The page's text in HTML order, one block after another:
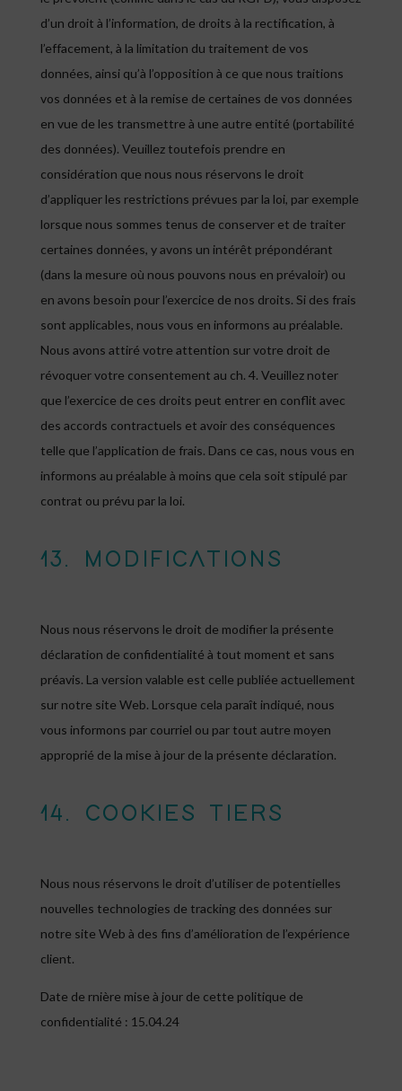
d’un droit à l’information, de droits à la rectification, à
l’effacement, à la limitation du traitement de vos
données, ainsi qu’à l’opposition à ce que nous traitions
vos données et à la remise de certaines de vos données
en vue de les transmettre à une autre entité (portabilité
des données). Veuillez toutefois prendre en
considération que nous nous réservons le droit
d’appliquer les restrictions prévues par la loi, par exemple
lorsque nous sommes tenus de conserver et de traiter
certaines données, y avons un intérêt prépondérant
(dans la mesure où nous pouvons nous en prévaloir) ou
en avons besoin pour l’exercice de nos droits. Si des frais
sont applicables, nous vous en informons au préalable.
Nous avons attiré votre attention sur votre droit de
révoquer votre consentement au ch. 4. Veuillez noter
que l’exercice de ces droits peut entrer en conflit avec
des accords contractuels et avoir des conséquences
telle que l’application de frais. Dans ce cas, nous vous en
informons au préalable à moins que cela soit stipulé par
contrat ou prévu par la loi.
13. MODIFICATIONS
Nous nous réservons le droit de modifier la présente
déclaration de confidentialité à tout moment et sans
préavis. La version valable est celle publiée actuellement
sur notre site Web. Lorsque cela paraît indiqué, nous
vous informons par courriel ou par tout autre moyen
approprié de la mise à jour de la présente déclaration.
14. COOKIES TIERS
Nous nous réservons le droit d’utiliser de potentielles
nouvelles technologies de tracking des données sur
notre site Web à des fins d’amélioration de l’expérience
client.
Date de rnière mise à jour de cette politique de
confidentialité : 15.04.24